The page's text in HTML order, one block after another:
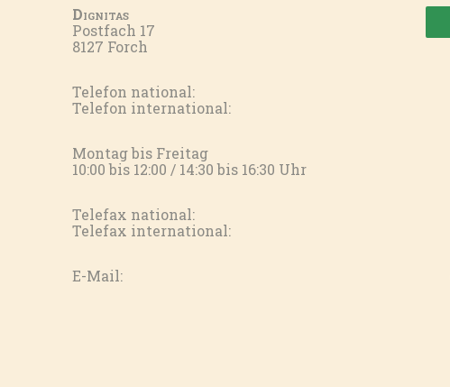
Dignitas
Postfach 17
8127 Forch
Telefon national:
Telefon international:
Montag bis Freitag
10:00 bis 12:00 / 14:30 bis 16:30 Uhr
Telefax national:
Telefax international:
E-Mail: